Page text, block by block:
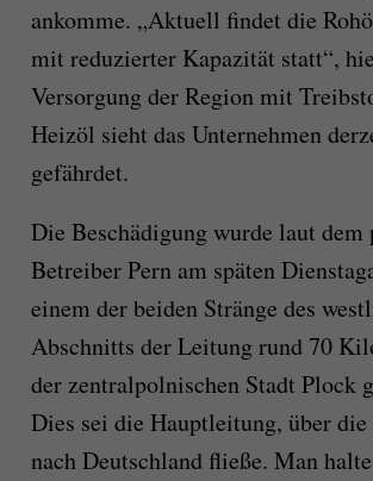
ankomme. „Aktuell findet die
mit reduzierter Kapazität statt“,
Versorgung der Region mit
Heizöl sieht das Unternehmen
gefährdet.
Die Beschädigung wurde laut dem
Betreiber Pern am späten
einem der beiden Stränge des
Abschnitts der Leitung rund 70
der zentralpolnischen Stadt Plock
Dies sei die Hauptleitung, über die
nach Deutschland fließe. Man